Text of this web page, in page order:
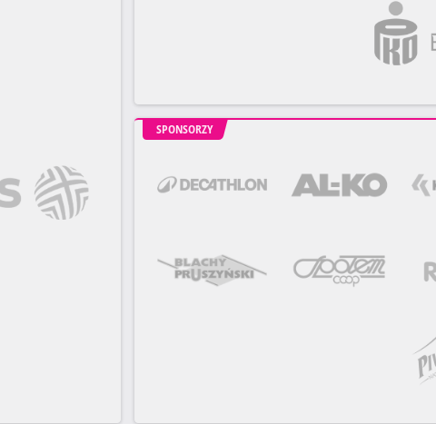
SPONSORZY